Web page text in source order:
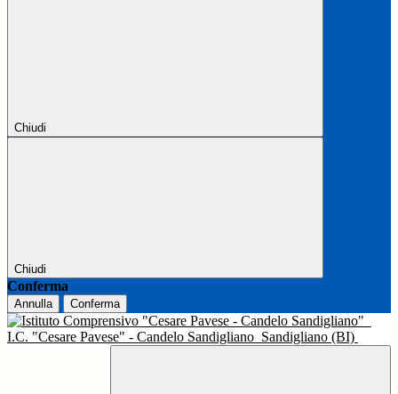
Chiudi
Chiudi
Conferma
Annulla Conferma
I.C. "Cesare Pavese" - Candelo Sandigliano Sandigliano (BI)